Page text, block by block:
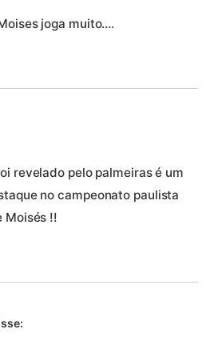
joga muito….
revelado pelo palmeiras é um
no campeonato paulista
Moisés !!